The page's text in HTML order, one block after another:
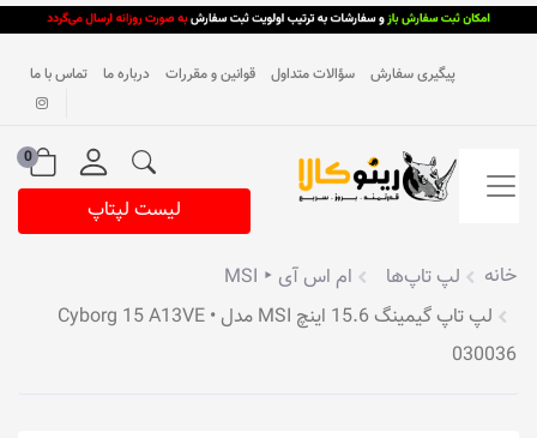
پیگیری سفارش سؤالات متداول قوانین و مقررات درباره ما تماس با ما
0
لیست لپتاپ
خانه لپ تاپ‌ها
ام اس آی ‣ MSI
لپ تاپ گیمینگ 15.6 اینچ MSI مدل Cyborg 15 A13VE •
030036